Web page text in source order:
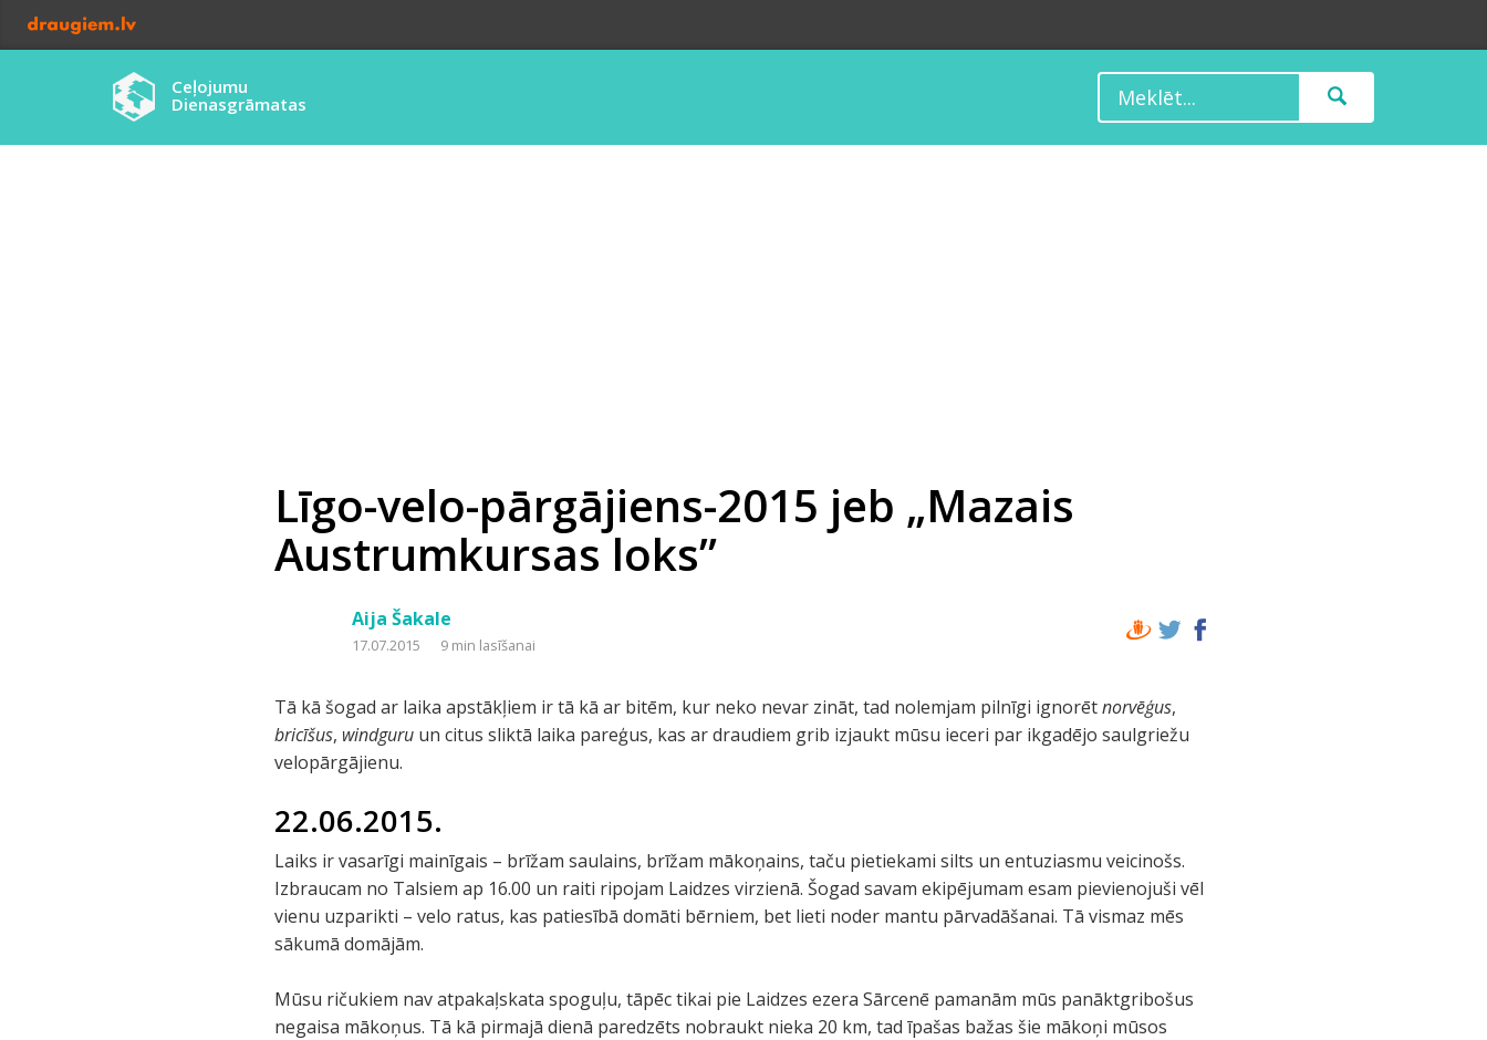
Ceļojumu
Dienasgrāmatas
Līgo-velo-pārgājiens-2015 jeb „Mazais
Austrumkursas loks”
Aija Šakale
17.07.2015 9 min lasīšanai
Tā kā šogad ar laika apstākļiem ir tā kā ar bitēm, kur neko nevar zināt, tad nolemjam pilnīgi ignorētnorvēģus,
bricīšus, windguru un citus sliktā laika pareģus, kas ar draudiem grib izjaukt mūsu ieceri par ikgadējo saulgriežu
velopārgājienu.
22.06.2015.
Laiks ir vasarīgi mainīgais – brīžam saulains, brīžam mākoņains, taču pietiekami silts un entuziasmu veicinošs.
Izbraucam no Talsiem ap 16.00 un raiti ripojam Laidzes virzienā. Šogad savam ekipējumam esam pievienojuši vēl
vienu uzparikti – velo ratus, kas patiesībā domāti bērniem, bet lieti noder mantu pārvadāšanai. Tā vismaz mēs
sākumā domājām.
Mūsu ričukiem nav atpakaļskata spoguļu, tāpēc tikai pie Laidzes ezera Sārcenē pamanām mūs panāktgribošus
negaisa mākoņus. Tā kā pirmajā dienā paredzēts nobraukt nieka 20 km, tad īpašas bažas šie mākoņi mūsos